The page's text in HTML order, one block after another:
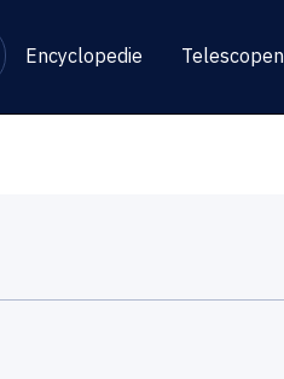
Encyclopedie Telescopen